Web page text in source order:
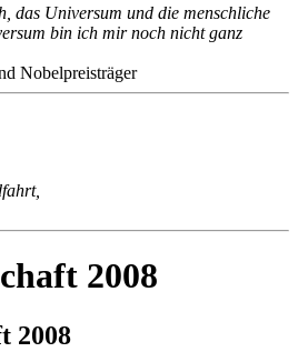
das Universum und die menschliche
bin ich mir noch nicht ganz
Nobelpreisträger
2008
2008